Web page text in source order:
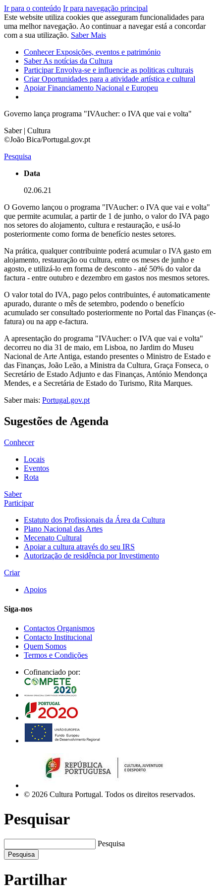
Ir para o conteúdo Ir para navegação principal
Este website utiliza cookies que asseguram funcionalidades para
uma melhor navegação. Ao continuar a navegar está a concordar
com a sua utilização. Saber Mais
ConhecerExposições, eventos e património
SaberAs notícias da Cultura
ParticiparEnvolva-se e influencie as politicas culturais
CriarOportunidades para a atividade artística e cultural
ApoiarFinanciamento Nacional e Europeu
Governo lança programa "IVAucher: o IVA que vai e volta"
Saber | Cultura
©João Bica/Portugal.gov.pt
Pesquisa
Data
02.06.21
O Governo lançou o programa "IVAucher: o IVA que vai e volta"
que permite acumular, a partir de 1 de junho, o valor do IVA pago
nos setores do alojamento, cultura e restauração, e usá-lo
posteriormente como forma de benefício nestes setores.
Na prática, qualquer contribuinte poderá acumular o IVA gasto em
alojamento, restauração ou cultura, entre os meses de junho e
agosto, e utilizá-lo em forma de desconto - até 50% do valor da
factura - entre outubro e dezembro em gastos nos mesmos setores.
O valor total do IVA, pago pelos contribuintes, é automaticamente
apurado, durante o mês de setembro, podendo o benefício
acumulado ser consultado posteriormente no Portal das Finanças (e-
fatura) ou na app e-factura.
A apresentação do programa "IVAucher: o IVA que vai e volta"
decorreu no dia 31 de maio, em Lisboa, no Jardim do Museu
Nacional de Arte Antiga, estando presentes o Ministro de Estado e
das Finanças, João Leão, a Ministra da Cultura, Graça Fonseca, o
Secretário de Estado Adjunto e das Finanças, António Mendonça
Mendes, e a Secretária de Estado do Turismo, Rita Marques.
Saber mais: Portugal.gov.pt
Sugestões de Agenda
Conhecer
Locais
Eventos
Rota
Saber
Participar
Estatuto dos Profissionais da Área da Cultura
Plano Nacional das Artes
Mecenato Cultural
Apoiar a cultura através do seu IRS
Autorização de residência por Investimento
Criar
Apoios
Siga-nos
Contactos Organismos
Contacto Institucional
Quem Somos
Termos e Condições
Cofinanciado por:
© 2026 Cultura Portugal. Todos os direitos reservados.
Pesquisar
Pesquisa
Pesquisa
Partilhar